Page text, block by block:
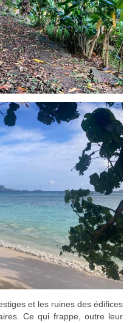
et les ruines des édifices
Ce qui frappe, outre leur